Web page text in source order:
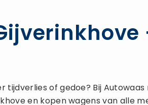
tijdverlies of gedoe? Bij
en kopen wagens van alle